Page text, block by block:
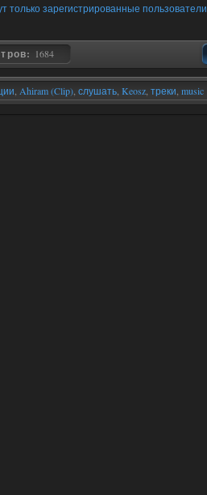
только зарегистрированные пользователи
1684
Ahiram (Clip) слушать Keosz треки music